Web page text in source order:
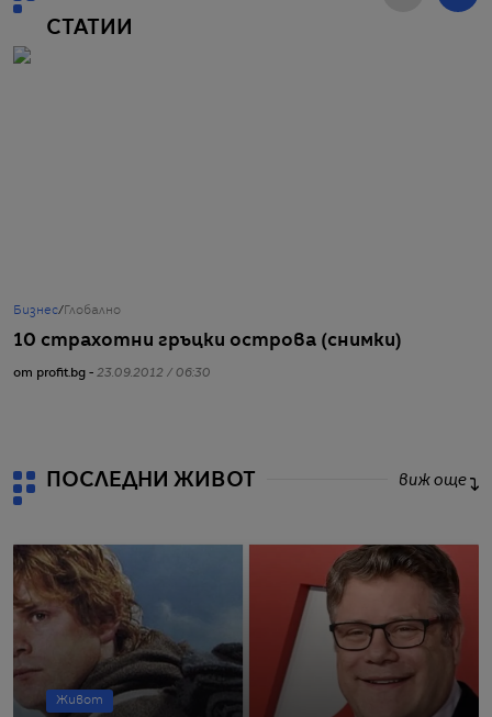
СТАТИИ
Бизнес/ Глобално
10 страхотни гръцки острова (снимки)
от profit.bg - 23.09.2012 / 06:30
ПОСЛЕДНИ ЖИВОТ виж още
Живот